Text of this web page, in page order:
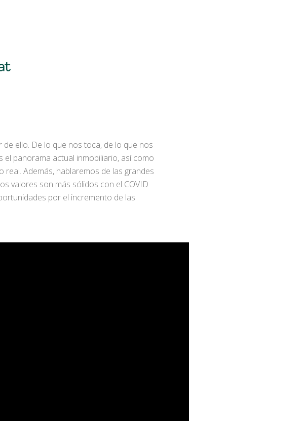
ello. De lo que nos toca, de lo que nos
panorama actual inmobiliario, así como
Además, hablaremos de las grandes
valores son más sólidos con el COVID
por el incremento de las